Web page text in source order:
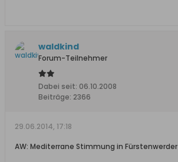
waldkind
Forum-Teilnehmer
Dabei seit: 06.10.2008
Beiträge: 2366
29.06.2014, 17:18
AW: Mediterrane Stimmung in Fürstenwerder